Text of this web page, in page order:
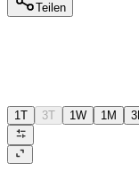
Teilen
1T 3T 1W 1M